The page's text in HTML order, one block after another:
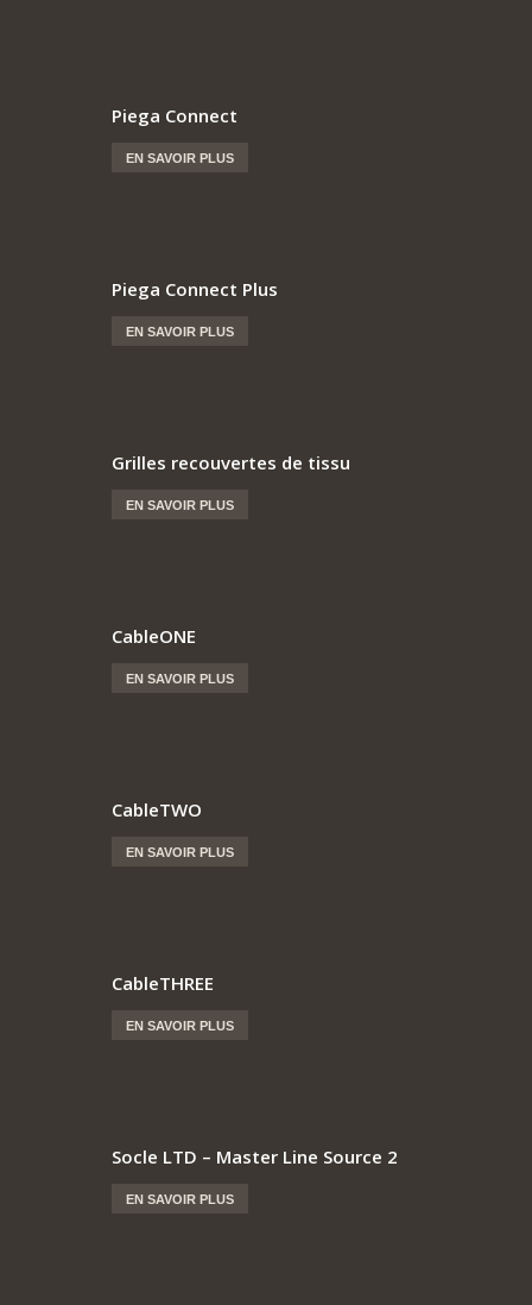
Piega Connect
EN SAVOIR PLUS
Piega Connect Plus
EN SAVOIR PLUS
Grilles recouvertes de tissu
EN SAVOIR PLUS
CableONE
EN SAVOIR PLUS
CableTWO
EN SAVOIR PLUS
CableTHREE
EN SAVOIR PLUS
Socle LTD – Master Line Source 2
EN SAVOIR PLUS